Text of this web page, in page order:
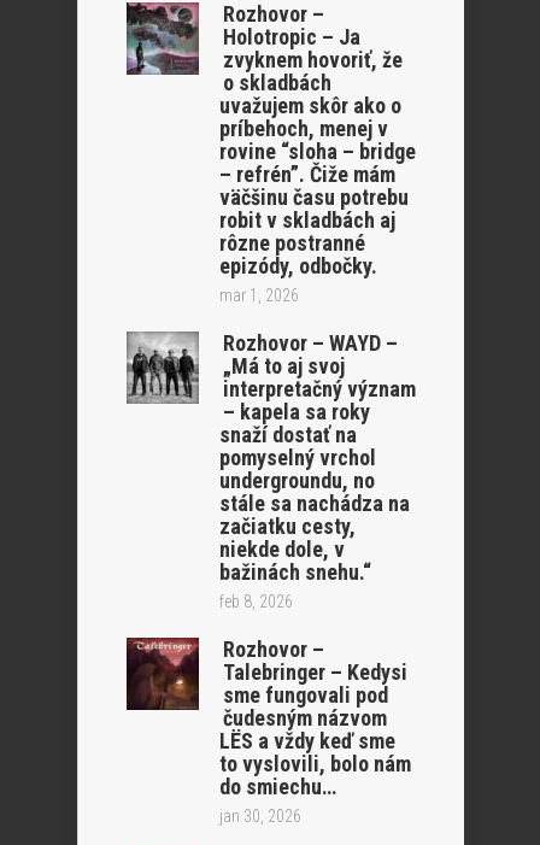
Rozhovor –
Holotropic – Ja
zvyknem hovoriť, že
o skladbách
uvažujem skôr ako o
príbehoch, menej v
rovine “sloha – bridge
– refrén”. Čiže mám
väčšinu času potrebu
robit v skladbách aj
rôzne postranné
epizódy, odbočky.
mar 1, 2026
Rozhovor – WAYD –
„Má to aj svoj
interpretačný význam
– kapela sa roky
snaží dostať na
pomyselný vrchol
undergroundu, no
stále sa nachádza na
začiatku cesty,
niekde dole, v
bažinách snehu.“
feb 8, 2026
Rozhovor –
Talebringer – Kedysi
sme fungovali pod
čudesným názvom
LËS a vždy keď sme
to vyslovili, bolo nám
do smiechu…
jan 30, 2026